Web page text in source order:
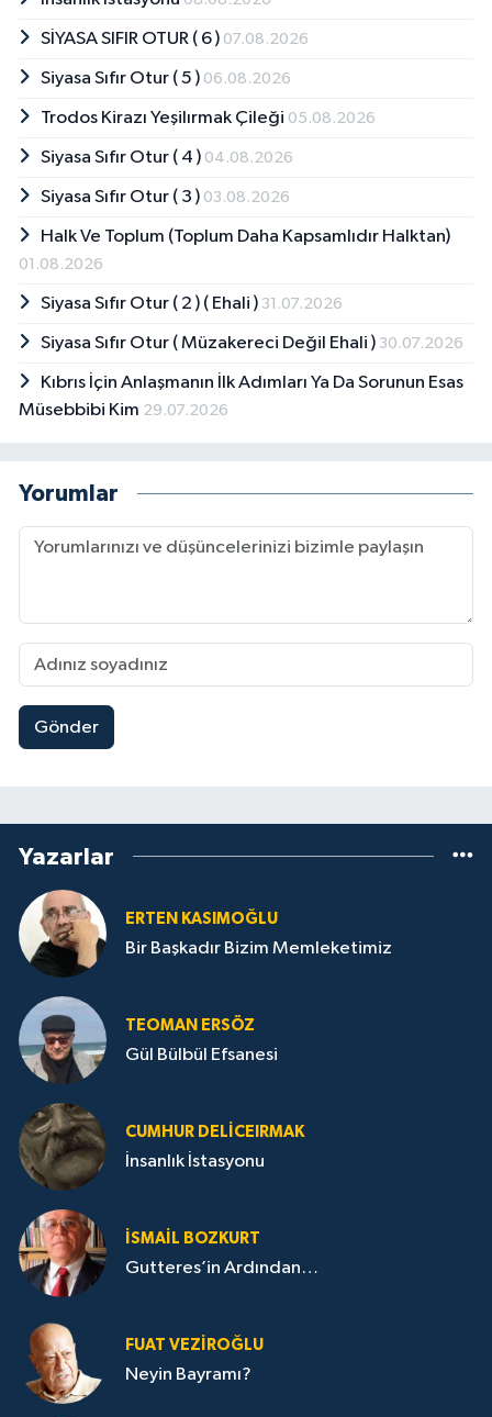
SİYASA SIFIR OTUR ( 6 ) 07.08.2026
Siyasa Sıfır Otur ( 5 ) 06.08.2026
Trodos Kirazı Yeşilırmak Çileği 05.08.2026
Siyasa Sıfır Otur ( 4 ) 04.08.2026
Siyasa Sıfır Otur ( 3 ) 03.08.2026
Halk Ve Toplum (Toplum Daha Kapsamlıdır Halktan)
01.08.2026
Siyasa Sıfır Otur ( 2 ) ( Ehali ) 31.07.2026
Siyasa Sıfır Otur ( Müzakereci Değil Ehali ) 30.07.2026
Kıbrıs İçin Anlaşmanın İlk Adımları Ya Da Sorunun Esas
Müsebbibi Kim 29.07.2026
Yorumlar
Gönder
Yazarlar
ERTEN KASIMOĞLU
Bir Başkadır Bizim Memleketimiz
TEOMAN ERSÖZ
Gül Bülbül Efsanesi
CUMHUR DELICEIRMAK
İnsanlık İstasyonu
İSMAIL BOZKURT
Gutteres’in Ardından…
FUAT VEZIROĞLU
Neyin Bayramı?